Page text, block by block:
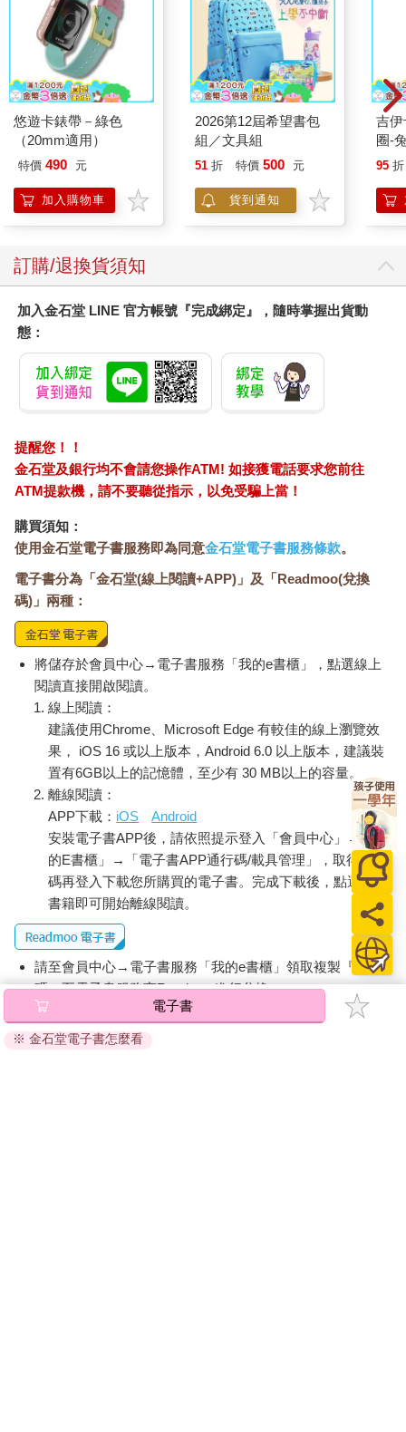
「什麼？你才睡四個多小時？這樣夠嗎？」
「夠啊，躺下去三秒就睡著了。」
「你幾歲了，精神可以這麼好啊？」
「你猜猜看！」魚販老婦神祕又得意地呵呵笑，不待我猜，她迫
不及待直接用手比了八：「快八十了啦。」
「什麼？我才不信！還是你都很重視養生，怎麼身體那麼好？」
比起眼前八旬老嫗，我這弱雞真是自慚形穢。
沒想到她中氣十足地答道：「養什麼生，我大魚大肉照吃不誤，
每天晚上還要幫兒子女兒孫子孫女煮一大桌子菜，他們統統都要
「怎麼可能！不用控制飲食，也沒破病，一天只睡四小時，還從
透早忙到天暝？沒吃藥？蕭薔也沒你厲害啦！」
每天都睡得很沉，不用多睡。」
有天回診看中醫，我跟醫生抱怨：「你一直怪我晚睡，睡不飽，
又說我沒控制飲食，你看，我家市場那個賣魚的，做到幾項？什
麼養生之道，她根本沒在怕，八十幾歲比我五十幾還勇，老天真
是不公平！」
中醫師抬頭看著我，緩緩道來：「她才不需要像你這樣對身心精
打細算哩，因為她再怎麼勞動也沒你消耗的能量多。」
我一臉茫。
過多、煩惱愈堆愈多。如果你跟她一樣，每天勞動，動完就吃，
吃完就睡，你也不需要來我這兒囉。」
「身體最怕七種情，喜、怒、憂、思、悲、恐、驚，你好好想
想，你病發前，發生了什麼事？這七種情，你犯了幾項？你家那
個賣魚的老婦，天天大魚大肉照吃不誤，但是她思慮一定很簡
單，沒給心裡負擔，沒給臟器負能量，她的確是比你高明，也比
中醫師一語道破我的「盲腸」。
（摘自〈14養生，就是把自己活成一頭簡單而快樂的豬〉）
悠遊卡錶帶－綠色
（20mm適用）
特價 490 元
加入購物車
2026第12屆希望書包
組／文具組
51 折 特價 500 元
貨到通知
吉伊卡哇
圈-
95 折
訂購/退換貨須知
加入金石堂 LINE 官方帳號『完成綁定』，隨時掌握出貨動
態：
提醒您！！
金石堂及銀行均不會請您操作ATM! 如接獲電話要求您前往
ATM提款機，請不要聽從指示，以免受騙上當！
購買須知：
使用金石堂電子書服務即為同意金石堂電子書服務條款。
電子書分為「金石堂(線上閱讀+APP)」及「Readmoo(兌換
碼)」兩種：
將儲存於會員中心→電子書服務「我的e書櫃」，點選線上
閱讀直接開啟閱讀。
線上閱讀：
建議使用Chrome、Microsoft Edge 有較佳的線上瀏覽效
果， iOS 16 或以上版本，Android 6.0 以上版本，建議裝
置有6GB以上的記憶體，至少有 30 MB以上的容量。
離線閱讀：
APP下載： iOS
Android
安裝電子書APP後，請依照提示登入「會員中心」→「我
的E書櫃」→「電子書APP通行碼/載具管理」，取得通行
碼再登入下載您所購買的電子書。完成下載後，點選任一
書籍即可開始離線閱讀。
請至會員中心→電子書服務「我的e書櫃」領取複製『兌換
碼』至電子書服務商Readmoo進行兌換。
退換貨須知：
因版權保護，您在金石堂所購買的電子書僅能以金石堂專屬
電子書
※ 金石堂電子書怎麼看